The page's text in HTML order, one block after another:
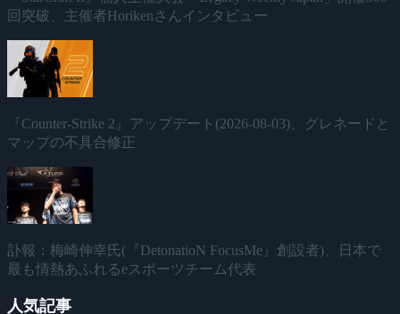
回突破、主催者Horikenさんインタビュー
『Counter-Strike 2』アップデート(2026-08-03)、グレネードと
マップの不具合修正
訃報：梅崎伸幸氏(『DetonatioN FocusMe』創設者)、日本で
最も情熱あふれるeスポーツチーム代表
人気記事